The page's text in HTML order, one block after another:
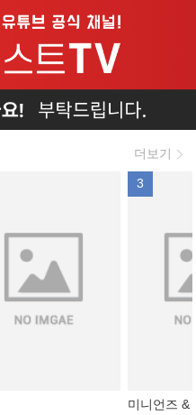
더보기
3
미니언즈 &